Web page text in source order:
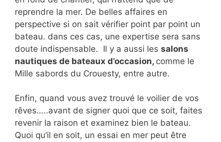
reprendre la mer. De belles affaires en
perspective si on sait vérifier point par point un
bateau. dans ces cas, une expertise sera sans
doute indispensable. Il y a aussi les salons
nautiques de bateaux d’occasion, comme le
Mille sabords du Crouesty, entre autre.
Enfin, quand vous avez trouvé le voilier de vos
rêves…..avant de signer quoi que ce soit, faites
revenir la raison et examinez bien le bateau.
Quoi qu’il en soit, un essai en mer peut être